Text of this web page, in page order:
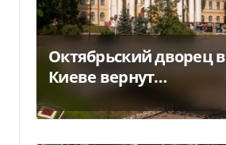
Октябрьский дворец в
Киеве вернут
государству — решение
суда — Delo.ua